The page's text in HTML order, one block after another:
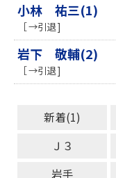
小林 祐三(1)
［ →引退 ]
岩下 敬輔(2)
［ →引退 ]
新着(1)
Ｊ３
岩手